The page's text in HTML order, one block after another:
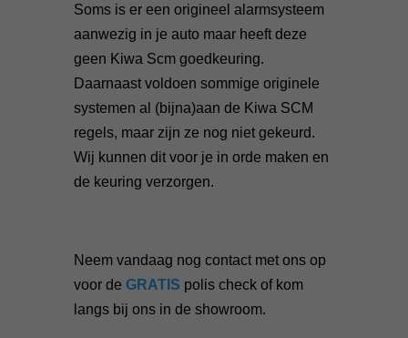
Soms is er een origineel alarmsysteem
aanwezig in je auto maar heeft deze
geen Kiwa Scm goedkeuring.
Daarnaast voldoen sommige originele
systemen al (bijna)aan de Kiwa SCM
regels, maar zijn ze nog niet gekeurd.
Wij kunnen dit voor je in orde maken en
de keuring verzorgen.
Neem vandaag nog contact met ons op
voor de GRATIS polis check of kom
langs bij ons in de showroom.